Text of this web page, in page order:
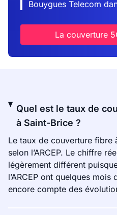
Bouygues Telecom
La couverture
Quel est le taux de
à Saint-Brice ?
Le taux de couverture fibre
selon l’ARCEP. Le chiffre
légèrement différent
l’ARCEP ont quelques
encore compte des